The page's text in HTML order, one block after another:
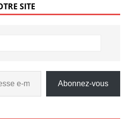
SITE
Abonnez-vous